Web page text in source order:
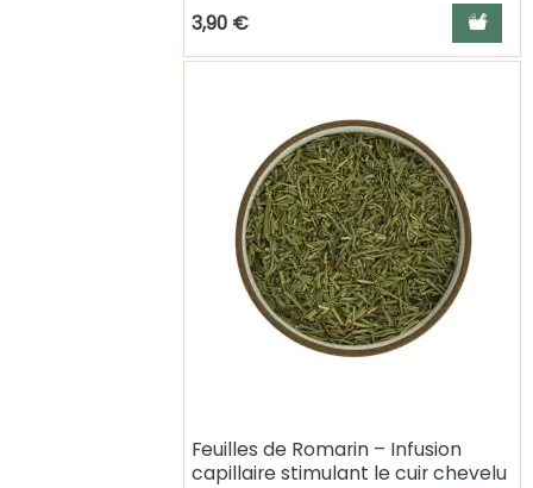
3,90 €
Ajouter
Feuilles de Romarin – Infusion
capillaire stimulant le cuir chevelu